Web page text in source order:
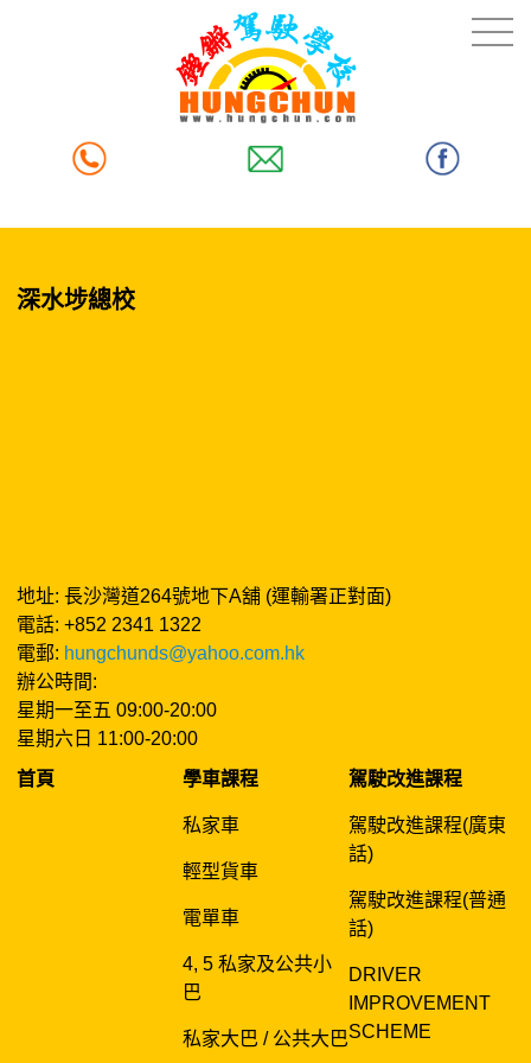
深水埗總校
地址: 長沙灣道264號地下A舖 (運輸署正對面)
電話: +852 2341 1322
電郵: hungchunds@yahoo.com.hk
辦公時間:
星期一至五 09:00-20:00
星期六日 11:00-20:00
首頁
學車課程
私家車
輕型貨車
電單車
4, 5 私家及公共小
巴
私家大巴 / 公共大巴
駕駛改進課程
駕駛改進課程(廣東
話)
駕駛改進課程(普通
話)
DRIVER
IMPROVEMENT
SCHEME